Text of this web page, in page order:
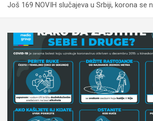
Još 169 NOVIH slučajeva u Srbiji, korona se